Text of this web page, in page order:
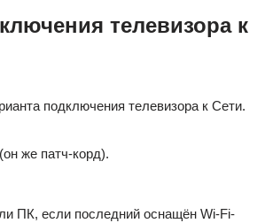
телевизора к
подключения телевизора к Сети.
же патч-корд).
ПК, если последний оснащён Wi-Fi-